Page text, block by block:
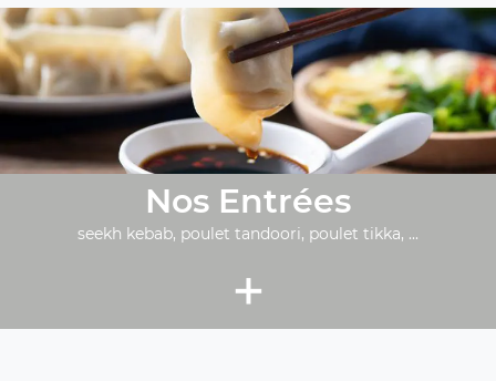
Nos Entrées
seekh kebab, poulet tandoori, poulet tikka, ...
+